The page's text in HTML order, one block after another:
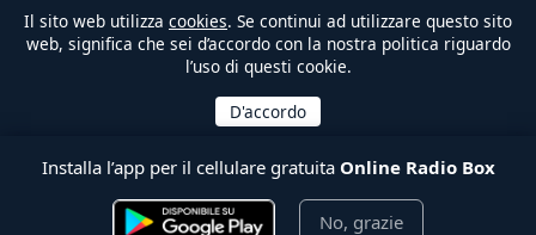
Il sito web utilizza cookies. Se continui ad utilizzare questo sito
web, significa che sei d’accordo con la nostra politica riguardo
l’uso di questi cookie.
Installa l’app per il cellulare gratuita Online Radio Box
No, grazie